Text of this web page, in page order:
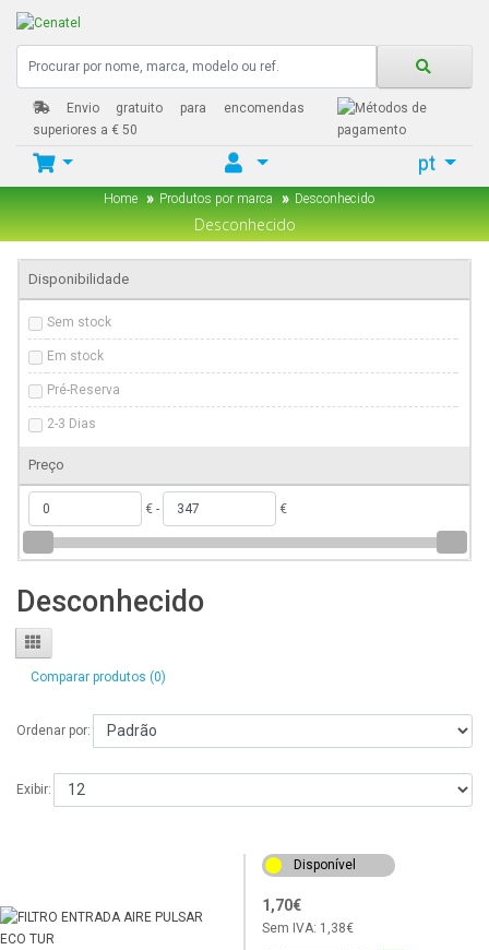
Envio gratuito para encomendas
superiores a € 50
pt
Home Produtos por marca Desconhecido
Desconhecido
Disponibilidade
Sem stock
Em stock
Pré-Reserva
2-3 Dias
Preço
€ - €
Desconhecido
Comparar produtos (0)
Ordenar por:
Exibir:
Disponível
1,70€
Sem IVA: 1,38€